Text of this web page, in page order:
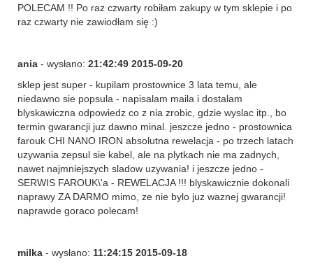
POLECAM !! Po raz czwarty robiłam zakupy w tym sklepie i po
raz czwarty nie zawiodłam się :)
ania - wysłano: 21:42:49 2015-09-20
sklep jest super - kupilam prostownice 3 lata temu, ale
niedawno sie popsula - napisalam maila i dostalam
blyskawiczna odpowiedz co z nia zrobic, gdzie wyslac itp., bo
termin gwarancji juz dawno minal. jeszcze jedno - prostownica
farouk CHI NANO IRON absolutna rewelacja - po trzech latach
uzywania zepsul sie kabel, ale na plytkach nie ma zadnych,
nawet najmniejszych sladow uzywania! i jeszcze jedno -
SERWIS FAROUK\'a - REWELACJA !!! blyskawicznie dokonali
naprawy ZA DARMO mimo, ze nie bylo juz waznej gwarancji!
naprawde goraco polecam!
milka - wysłano: 11:24:15 2015-09-18